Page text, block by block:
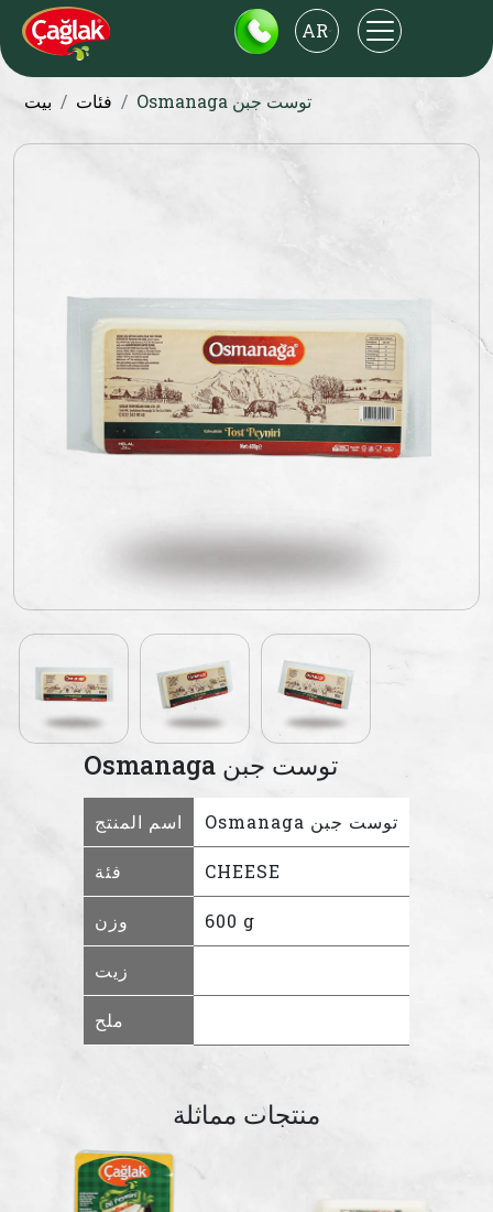
AR
بيت فئات Osmanaga توست جبن
Osmanaga توست جبن
اسم المنتج Osmanaga توست جبن
فئة CHEESE
وزن 600 g
زيت
ملح
منتجات مماثلة